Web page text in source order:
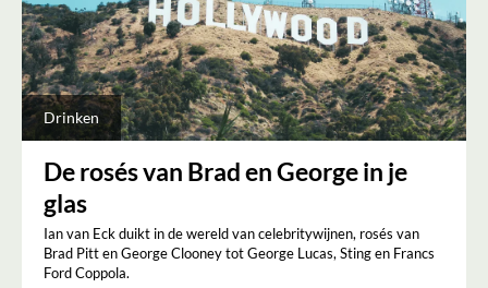
Drinken
De rosés van Brad en George in je
glas
Ian van Eck duikt in de wereld van celebritywijnen, rosés van
Brad Pitt en George Clooney tot George Lucas, Sting en Francs
Ford Coppola.